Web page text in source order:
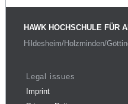
HAWK HOCHSCHULE FÜR
Hildesheim/Holzminden/
Legal issues
Imprint